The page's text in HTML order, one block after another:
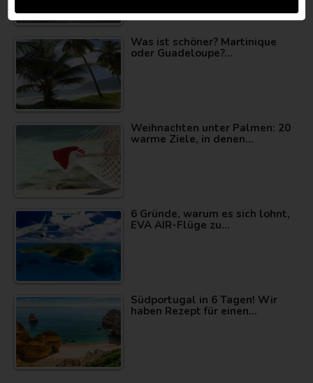
Was ist schöner? Martinique
oder Guadeloupe?…
Weihnachten unter Palmen: 20
warme Ziele, in denen…
6 Gründe, warum es sich lohnt,
EVA AIR-Flüge zu…
Südportugal in 6 Tagen! Wir
haben Rezept für einen…